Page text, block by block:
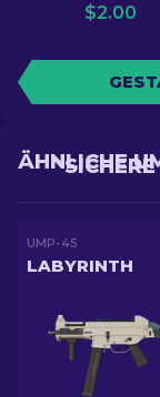
$2.00
ÄHNLICHE
UMP-45
LABYRINTH